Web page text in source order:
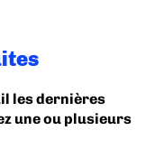
les dernières
une ou plusieurs